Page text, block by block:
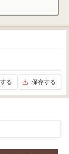
る 保存する